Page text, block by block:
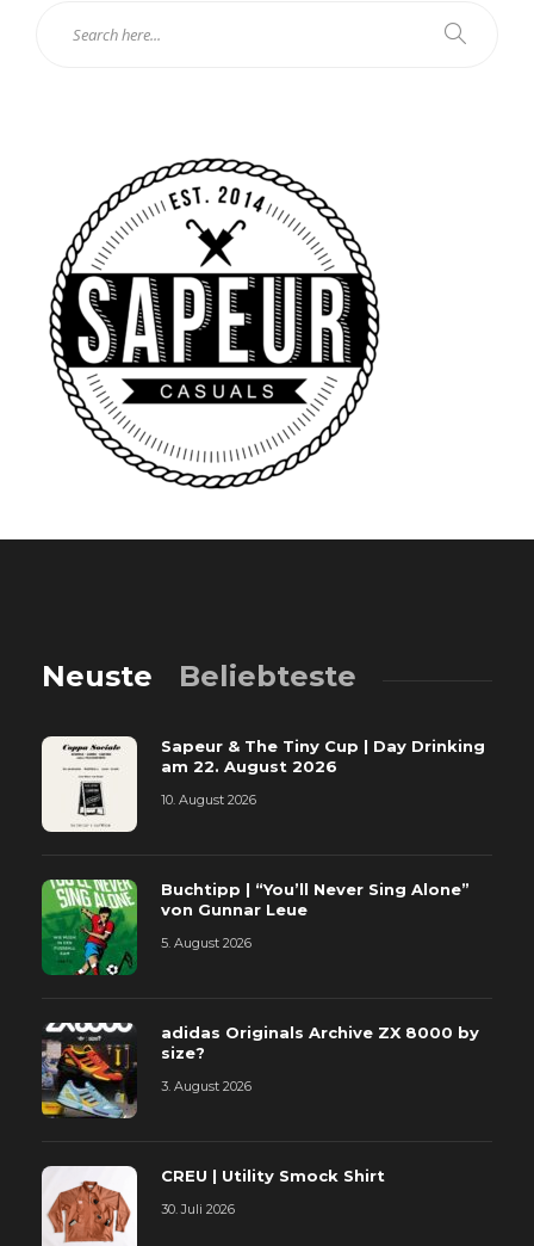
Neuste Beliebteste
Sapeur & The Tiny Cup | Day Drinking
am 22. August 2026
10. August 2026
Buchtipp | “You’ll Never Sing Alone”
von Gunnar Leue
5. August 2026
adidas Originals Archive ZX 8000 by
size?
3. August 2026
CREU | Utility Smock Shirt
30. Juli 2026